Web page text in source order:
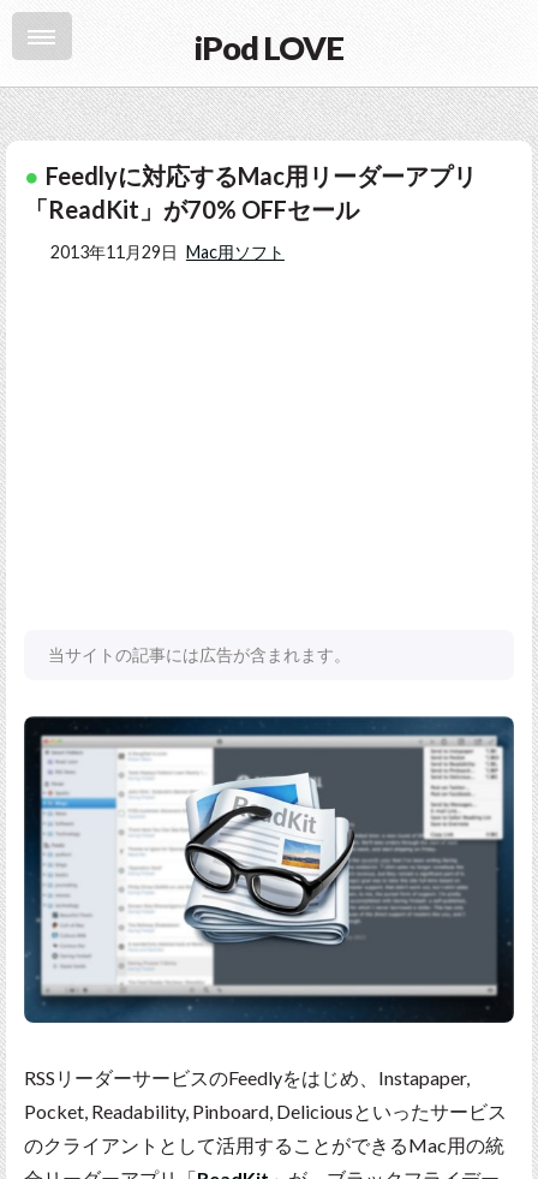
iPod LOVE
Feedlyに対応するMac用リーダーアプリ
「ReadKit」が70% OFFセール
2013年11月29日 Mac用ソフト
当サイトの記事には広告が含まれます。
RSSリーダーサービスのFeedlyをはじめ、Instapaper,
Pocket, Readability, Pinboard, Deliciousといったサービス
のクライアントとして活用することができるMac用の統